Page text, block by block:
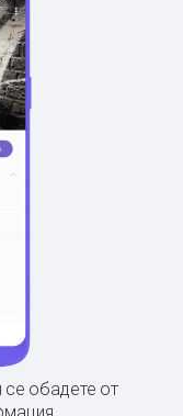
се обадете от